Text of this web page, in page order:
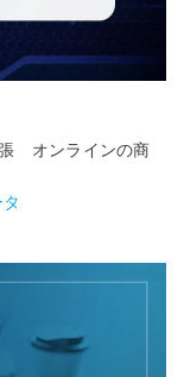
オンラインの商